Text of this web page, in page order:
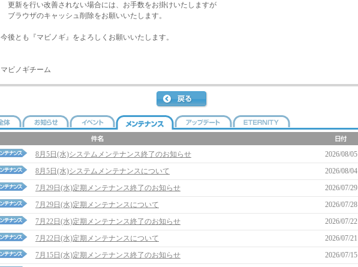
更新を行い改善されない場合には、お手数をお掛けいたしますが
ブラウザのキャッシュ削除をお願いいたします。
今後とも『マビノギ』をよろしくお願いいたします。
マビノギチーム
8月5日(水)システムメンテナンス終了のお知らせ
2026/08/05
8月5日(水)システムメンテナンスについて
2026/08/04
7月29日(水)定期メンテナンス終了のお知らせ
2026/07/29
7月29日(水)定期メンテナンスについて
2026/07/28
7月22日(水)定期メンテナンス終了のお知らせ
2026/07/22
7月22日(水)定期メンテナンスについて
2026/07/21
7月15日(水)定期メンテナンス終了のお知らせ
2026/07/15